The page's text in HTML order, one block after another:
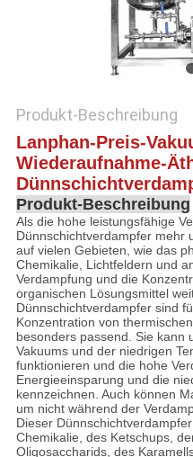
ZITAT
SITEMAP
Produkt-Beschreibung
Lanphan-Preis-
Wiederaufnahme-
Produkt-Beschreibung
Als die hohe leistungsfähige
Dünnschichtverdampfer mehr
auf vielen Gebieten, wie das
Chemikalie, Lichtfeldern und
Verdampfung und die
organischen Lösungsmittel
Dünnschichtverdampfer sind
Konzentration von
besonders passend. Sie kann
Vakuums und der niedrigen
funktionieren und die hohe
Energieeinsparung und die
kennzeichnen. Auch können
um nicht während der
Dieser
Chemikalie, des Ketschups,
Oligosaccharids, des